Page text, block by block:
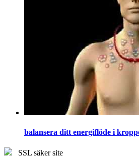
balansera ditt energiflöde i
SSL säker site